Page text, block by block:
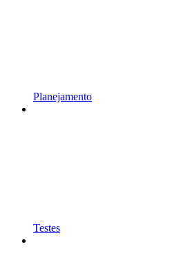
Planejamento
Testes